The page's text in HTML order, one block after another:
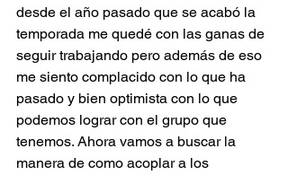
desde el año pasado que se acabó la
temporada me quedé con las ganas de
seguir trabajando pero además de eso
me siento complacido con lo que ha
pasado y bien optimista con lo que
podemos lograr con el grupo que
tenemos. Ahora vamos a buscar la
manera de como acoplar a los